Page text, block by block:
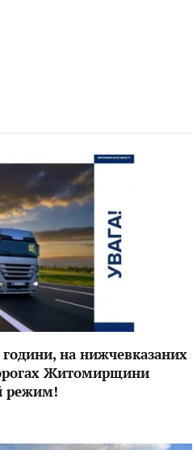
на нижчевказаних
Житомирщини
режим!